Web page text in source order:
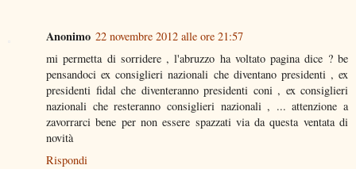
Anonimo 22 novembre 2012 alle ore 21:57
mi permetta di sorridere , l'abruzzo ha voltato pagina dice ? be
pensandoci ex consiglieri nazionali che diventano presidenti , ex
presidenti fidal che diventeranno presidenti coni , ex consiglieri
nazionali che resteranno consiglieri nazionali , ... attenzione a
zavorrarci bene per non essere spazzati via da questa ventata di
novità
Rispondi